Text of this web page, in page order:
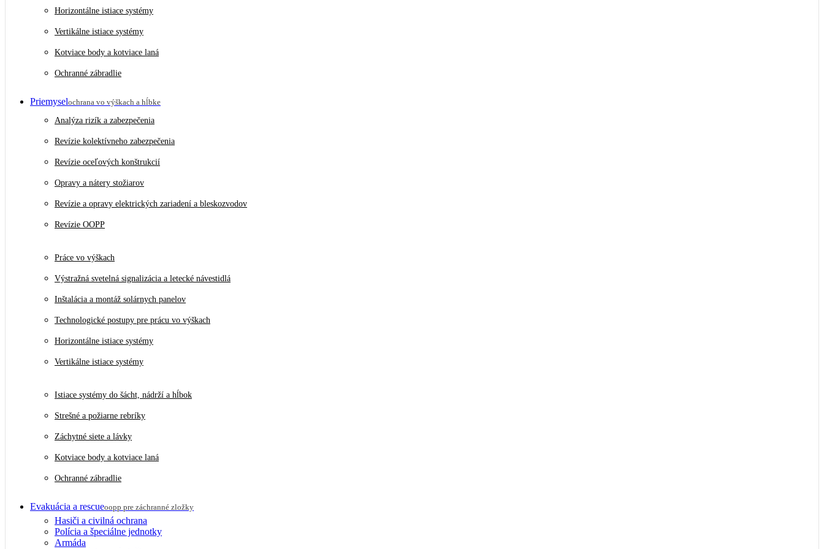
Horizontálne istiace systémy
Vertikálne istiace systémy
Kotviace body a kotviace laná
Ochranné zábradlie
Priemyselochrana vo výškach a hĺbke
Analýza rizík a zabezpečenia
Revízie kolektívneho zabezpečenia
Revízie oceľových konštrukcií
Opravy a nátery stožiarov
Revízie a opravy elektrických zariadení a bleskozvodov
Revízie OOPP
Práce vo výškach
Výstražná svetelná signalizácia a letecké návestidlá
Inštalácia a montáž solárnych panelov
Technologické postupy pre prácu vo výškach
Horizontálne istiace systémy
Vertikálne istiace systémy
Istiace systémy do šácht, nádrží a hĺbok
Strešné a požiarne rebríky
Záchytné siete a lávky
Kotviace body a kotviace laná
Ochranné zábradlie
Evakuácia a rescueoopp pre záchranné zložky
Hasiči a civilná ochrana
Polícia a špeciálne jednotky
Armáda